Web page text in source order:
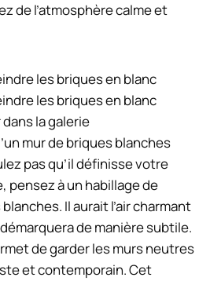
de l’atmosphère calme et
dans la galerie
mur de briques blanches
pas qu’il définisse votre
à un habillage de
Il aurait l’air charmant
de manière subtile.
de garder les murs neutres
et contemporain. Cet